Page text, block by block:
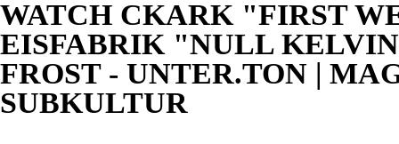
WATCH CKARK "FIRST
EISFABRIK "NULL
FROST - UNTER.TON |
SUBKULTUR